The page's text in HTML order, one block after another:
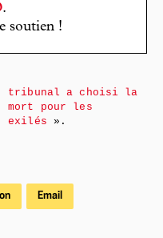
.
soutien !
tribunal a choisi la
mort pour les
exilés ».
Email